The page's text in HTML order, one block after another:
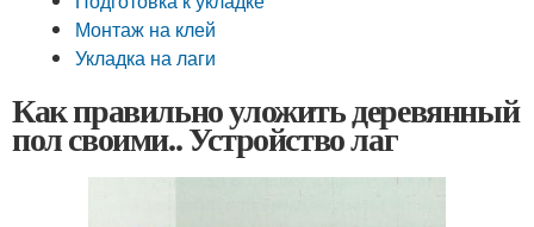
Монтаж на клей
Укладка на лаги
Как правильно уложить деревянный
пол своими.. Устройство лаг